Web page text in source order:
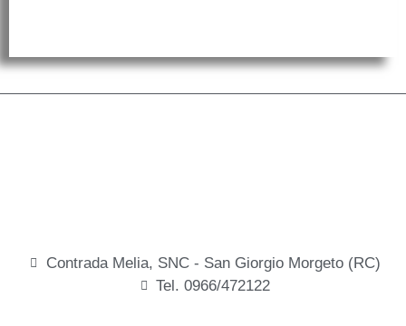
Contrada Melia, SNC - San Giorgio Morgeto (RC)
Tel. 0966/472122